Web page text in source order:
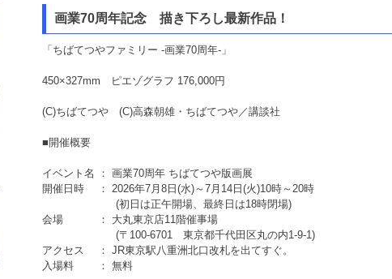
画業70周年記念 描き下ろし最新作品！
「ちばてつやファミリー -画業70周年-」
450×327mm ピエゾグラフ 176,000円
(C)ちばてつや (C)高森朝雄・ちばてつや／講談社
■開催概要
イベント名 ： 画業70周年 ちばてつや版画展
開催日時 ： 2026年7月8日(水)～7月14日(火)10時～20時
(初日は正午開場、最終日は18時閉場)
会場 ： 大丸東京店11階催事場
(〒100-6701 東京都千代田区丸の内1-9-1)
アクセス ： JR東京駅八重洲北口改札を出てすぐ。
入場料 ： 無料